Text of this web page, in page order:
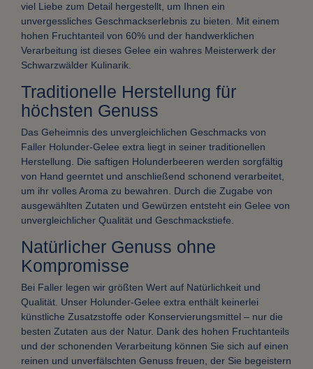
viel Liebe zum Detail hergestellt, um Ihnen ein
unvergessliches Geschmackserlebnis zu bieten. Mit einem
hohen Fruchtanteil von 60% und der handwerklichen
Verarbeitung ist dieses Gelee ein wahres Meisterwerk der
Schwarzwälder Kulinarik.
Traditionelle Herstellung für
höchsten Genuss
Das Geheimnis des unvergleichlichen Geschmacks von
Faller Holunder-Gelee extra liegt in seiner traditionellen
Herstellung. Die saftigen Holunderbeeren werden sorgfältig
von Hand geerntet und anschließend schonend verarbeitet,
um ihr volles Aroma zu bewahren. Durch die Zugabe von
ausgewählten Zutaten und Gewürzen entsteht ein Gelee von
unvergleichlicher Qualität und Geschmackstiefe.
Natürlicher Genuss ohne
Kompromisse
Bei Faller legen wir größten Wert auf Natürlichkeit und
Qualität. Unser Holunder-Gelee extra enthält keinerlei
künstliche Zusatzstoffe oder Konservierungsmittel – nur die
besten Zutaten aus der Natur. Dank des hohen Fruchtanteils
und der schonenden Verarbeitung können Sie sich auf einen
reinen und unverfälschten Genuss freuen, der Sie begeistern